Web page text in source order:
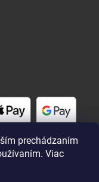
prechádzaním
Viac